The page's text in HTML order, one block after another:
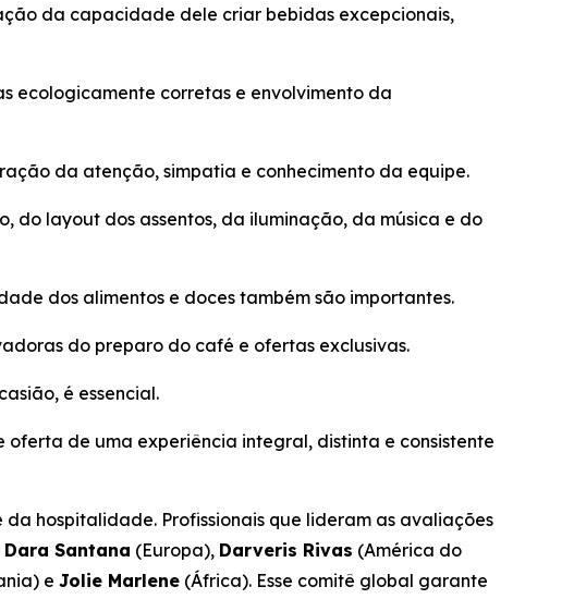
da capacidade dele criar bebidas excepcionais,
ecologicamente corretas e envolvimento da
da atenção, simpatia e conhecimento da equipe.
do layout dos assentos, da iluminação, da música e do
dos alimentos e doces também são importantes.
do preparo do café e ofertas exclusivas.
é essencial.
de uma experiência integral, distinta e consistente
hospitalidade. Profissionais que lideram as avaliações
Dara Santana (Europa), Darveris Rivas (América do
e Jolie Marlene (África). Esse comitê global garante